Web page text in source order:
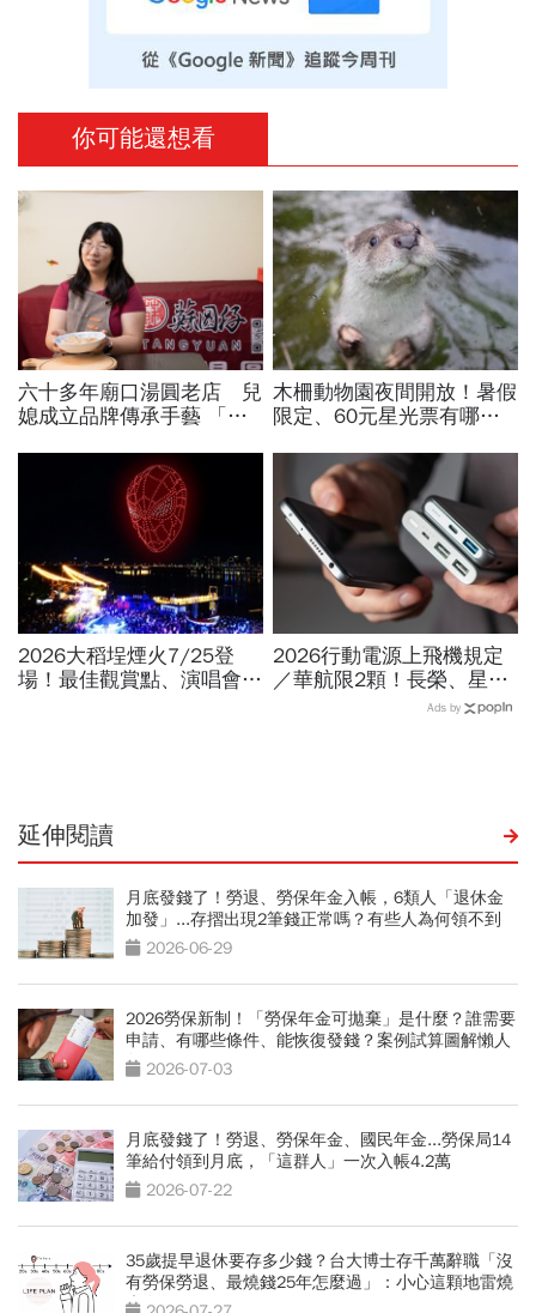
你可能還想看
六十多年廟口湯圓老店 兒
媳成立品牌傳承手藝 「蘇
木柵動物園夜間開放！暑假
限定、60元星光票有哪些
間、門票、最佳遊園路線總
整理
2026大稻埕煙火7/25登
場！最佳觀賞點、演唱會卡
2026行動電源上飛機規定
／華航限2顆！長榮、星
宇、虎航…行動電源飛機能
Ads by
延伸閱讀
月底發錢了！勞退、勞保年金入帳，6類人「退休金
加發」...存摺出現2筆錢正常嗎？有些人為何領不到
2026-06-29
2026勞保新制！「勞保年金可拋棄」是什麼？誰需要
申請、有哪些條件、能恢復發錢？案例試算圖解懶人
包 2026-07-03
月底發錢了！勞退、勞保年金、國民年金...勞保局14
筆給付領到月底，「這群人」一次入帳4.2萬
2026-07-22
35歲提早退休要存多少錢？台大博士存千萬辭職「沒
有勞保勞退、最燒錢25年怎麼過」：小心這顆地雷燒
光存款